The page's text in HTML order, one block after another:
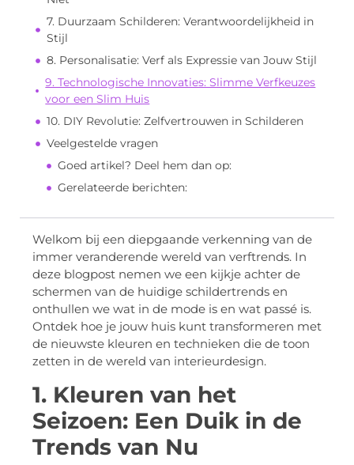
7. Duurzaam Schilderen: Verantwoordelijkheid in
Stijl
8. Personalisatie: Verf als Expressie van Jouw Stijl
9. Technologische Innovaties: Slimme Verfkeuzes
voor een Slim Huis
10. DIY Revolutie: Zelfvertrouwen in Schilderen
Veelgestelde vragen
Goed artikel? Deel hem dan op:
Gerelateerde berichten:
Welkom bij een diepgaande verkenning van de
immer veranderende wereld van verftrends. In
deze blogpost nemen we een kijkje achter de
schermen van de huidige schildertrends en
onthullen we wat in de mode is en wat passé is.
Ontdek hoe je jouw huis kunt transformeren met
de nieuwste kleuren en technieken die de toon
zetten in de wereld van interieurdesign.
1. Kleuren van het
Seizoen: Een Duik in de
Trends van Nu